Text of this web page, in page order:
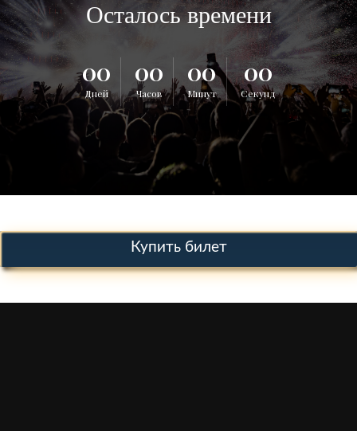
Осталось времени
00
Дней
00
Часов
00
Минут
00
Секунд
Купить билет